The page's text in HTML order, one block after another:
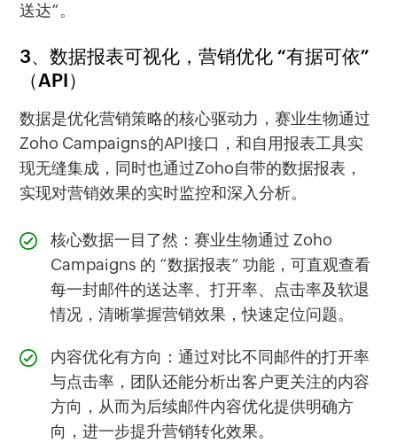
送达”。
3、数据报表可视化，营销优化 “有据可依”
（API）
数据是优化营销策略的核心驱动力，赛业生物通过
Zoho Campaigns的API接口，和自用报表工具实
现无缝集成，同时也通过Zoho自带的数据报表，
实现对营销效果的实时监控和深入分析。
核心数据一目了然：赛业生物通过 Zoho
Campaigns 的 “数据报表” 功能，可直观查看
每一封邮件的送达率、打开率、点击率及软退
情况，清晰掌握营销效果，快速定位问题。
内容优化有方向：通过对比不同邮件的打开率
与点击率，团队还能分析出客户更关注的内容
方向，从而为后续邮件内容优化提供明确方
向，进一步提升营销转化效果。